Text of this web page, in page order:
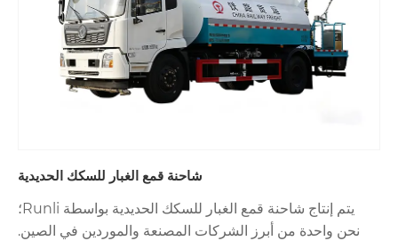
شاحنة قمع الغبار للسكك الحديدية
يتم إنتاج شاحنة قمع الغبار للسكك الحديدية بواسطة Runli؛
نحن واحدة من أبرز الشركات المصنعة والموردين في الصين.